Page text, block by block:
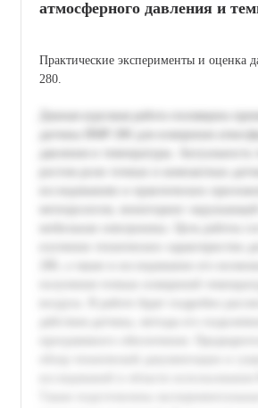
атмосферного давления и
Практические эксперименты и оценка
280.